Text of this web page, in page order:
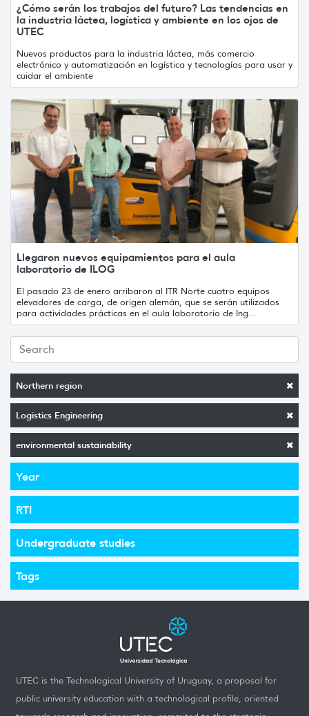
Northern region
Logistics Engineering
environmental sustainability
Year
RTI
Undergraduate studies
Tags
¿Cómo serán los trabajos del futuro? Las tendencias en
la industria láctea, logística y ambiente en los ojos de
UTEC
Nuevos productos para la industria láctea, más comercio
electrónico y automatización en logística y tecnologías para usar y
cuidar el ambiente
Llegaron nuevos equipamientos para el aula
laboratorio de ILOG
El pasado 23 de enero arribaron al ITR Norte cuatro equipos
elevadores de carga, de origen alemán, que se serán utilizados
para actividades prácticas en el aula laboratorio de Ing...
UTEC is the Technological University of Uruguay, a proposal for
public university education with a technological profile, oriented